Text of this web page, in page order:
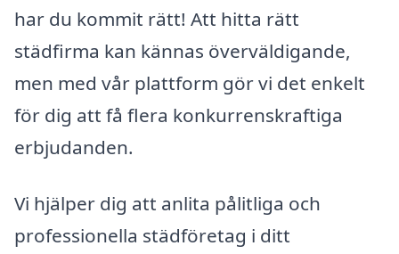
har du kommit rätt! Att hitta rätt
städfirma kan kännas överväldigande,
men med vår plattform gör vi det enkelt
för dig att få flera konkurrenskraftiga
erbjudanden.
Vi hjälper dig att anlita pålitliga och
professionella städföretag i ditt